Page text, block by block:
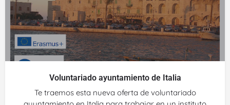
Voluntariado ayuntamiento de Italia
Te traemos esta nueva oferta de voluntariado